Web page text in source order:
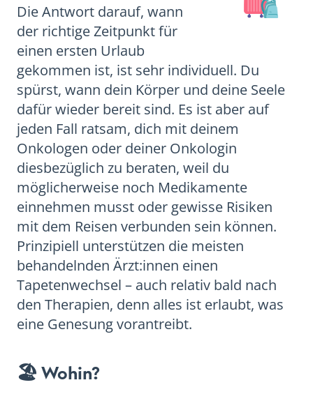
Die Antwort darauf, wann
der richtige Zeitpunkt für
einen ersten Urlaub
gekommen ist, ist sehr individuell. Du
spürst, wann dein Körper und deine Seele
dafür wieder bereit sind. Es ist aber auf
jeden Fall ratsam, dich mit deinem
Onkologen oder deiner Onkologin
diesbezüglich zu beraten, weil du
möglicherweise noch Medikamente
einnehmen musst oder gewisse Risiken
mit dem Reisen verbunden sein können.
Prinzipiell unterstützen die meisten
behandelnden Ärzt:innen einen
Tapetenwechsel – auch relativ bald nach
den Therapien, denn alles ist erlaubt, was
eine Genesung vorantreibt.
🏖 Wohin?